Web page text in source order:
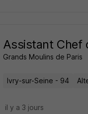
Assistant Chef
Grands Moulins de Paris
Ivry-sur-Seine - 94
il y a 3 jours